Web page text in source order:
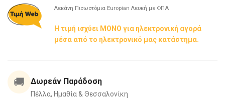
was:
€60,00.
τιμή
€30,00.
Λεκάνη Πισωστόμια Europian Λευκή με ΦΠΑ
Η τιμή ισχύει ΜΟΝΟ για ηλεκτρονική αγορά
μέσα από το ηλεκτρονικό μας κατάστημα.
🚚 Δωρεάν Παράδοση
Πέλλα, Ημαθία & Θεσσαλονίκη